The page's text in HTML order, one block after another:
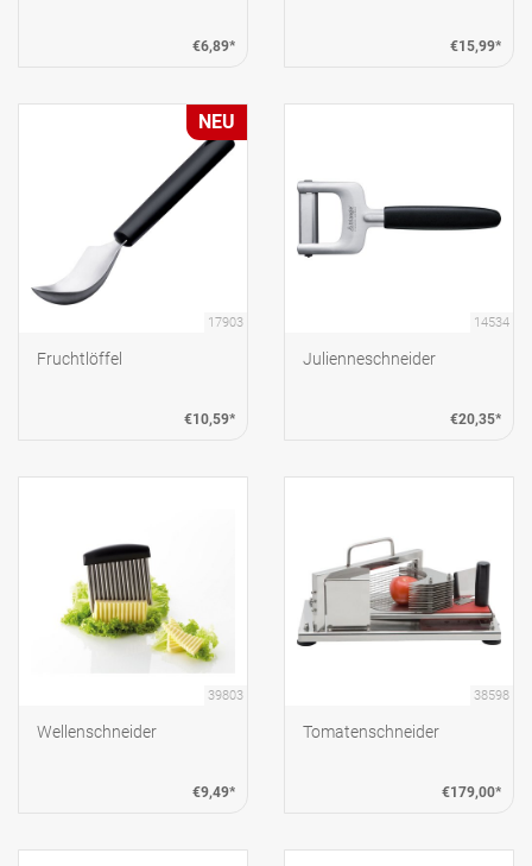
€6,89* €15,99*
17903
Fruchtlöffel
€10,59*
NEU
14534
Julienneschneider
€20,35*
39803
Wellenschneider
€9,49*
38598
Tomatenschneider
€179,00*